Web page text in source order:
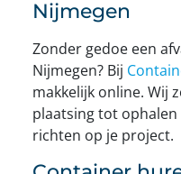
Nijmegen
Zonder gedoe een
Nijmegen? Bij
makkelijk online. Wij
plaatsing tot
richten op je project.